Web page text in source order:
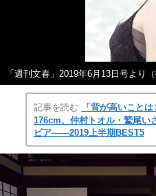
「週刊文春」2019年6月13日号より（
記事を読む
「背が高いこと
176cm、仲村トオル・鷲尾い
ビア――2019上半期BEST5